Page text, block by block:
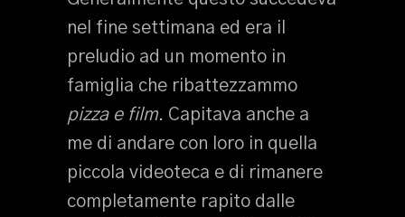
nel fine settimana ed era il
preludio ad un momento in
famiglia che ribattezzammo
pizza e film. Capitava anche a
me di andare con loro in quella
piccola videoteca e di rimanere
completamente rapito dalle